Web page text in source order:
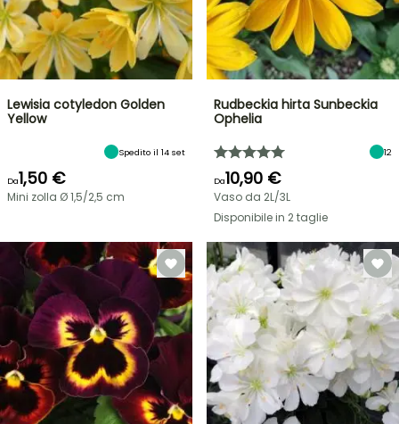
Lewisia cotyledon Golden
Yellow
Spedito il 14 set
Da1,50 €
Mini zolla Ø 1,5/2,5 cm
Rudbeckia hirta Sunbeckia
Ophelia
12
Da10,90 €
Vaso da 2L/3L
Disponibile in 2 taglie